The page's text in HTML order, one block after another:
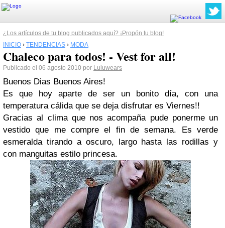
¿Los artículos de tu blog publicados aquí? ¡Propón tu blog!
INICIO › TENDENCIAS › MODA
Chaleco para todos! - Vest for all!
Publicado el 06 agosto 2010 por Luluwears
Buenos Dias Buenos Aires!
Es que hoy aparte de ser un bonito día, con una
temperatura cálida que se deja disfrutar es Viernes!!
Gracias al clima que nos acompaña pude ponerme un
vestido que me compre el fin de semana. Es verde
esmeralda tirando a oscuro, largo hasta las rodillas y
con manguitas estilo princesa.